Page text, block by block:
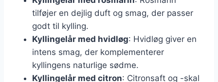
tilføjer en dejlig duft og smag, der passer
godt til kylling.
Kyllingelår med hvidløg: Hvidløg giver en
intens smag, der komplementerer
kyllingens naturlige sødme.
Kyllingelår med citron: Citronsaft og -skal